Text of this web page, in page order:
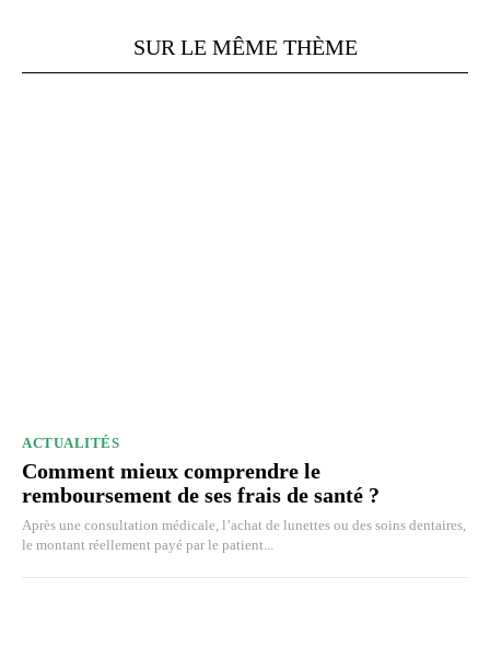
SUR LE MÊME THÈME
ACTUALITÉS
Comment mieux comprendre le
remboursement de ses frais de santé ?
Après une consultation médicale, l’achat de lunettes ou des soins dentaires,
le montant réellement payé par le patient...